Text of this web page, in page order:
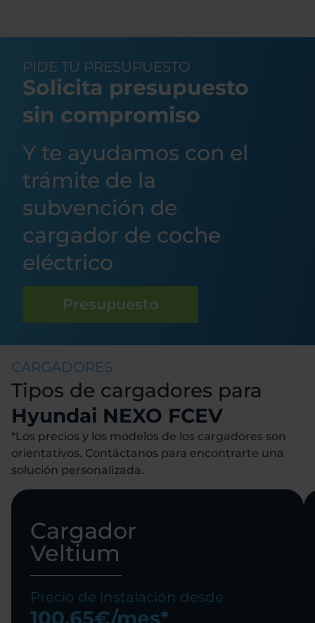
PIDE TU PRESUPUESTO
Solicita presupuesto
sin compromiso
Y te ayudamos con el
trámite de la
subvención de
cargador de coche
eléctrico
Presupuesto
CARGADORES
Tipos de cargadores para
Hyundai NEXO FCEV
*Los precios y los modelos de los cargadores son
orientativos. Contáctanos para encontrarte una
solución personalizada.
Cargador
Veltium
Precio de instalación desde
100,65€/mes*